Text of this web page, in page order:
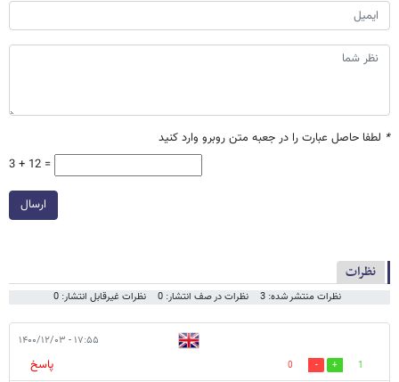
* لطفا حاصل عبارت را در جعبه متن روبرو وارد کنید
3 + 12 =
ارسال
نظرات
نظرات منتشر شده: 3 نظرات در صف انتشار: 0 نظرات غیرقابل انتشار: 0
۱۷:۵۵ - ۱۴۰۰/۱۲/۰۳
1
0 پاسخ